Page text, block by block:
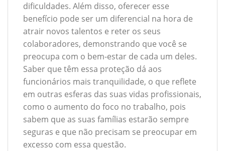
dificuldades. Além disso, oferecer esse
benefício pode ser um diferencial na hora de
atrair novos talentos e reter os seus
colaboradores, demonstrando que você se
preocupa com o bem-estar de cada um deles.
Saber que têm essa proteção dá aos
funcionários mais tranquilidade, o que reflete
em outras esferas das suas vidas profissionais,
como o aumento do foco no trabalho, pois
sabem que as suas famílias estarão sempre
seguras e que não precisam se preocupar em
excesso com essa questão.